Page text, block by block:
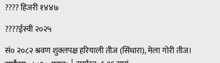
???? हिजरी १४४७
????ईस्वी २०२५
सं० २०८२ श्रवण शुक्लपक्ष हरियाली तीज (सिंधारा), मेला गोरी तीज।